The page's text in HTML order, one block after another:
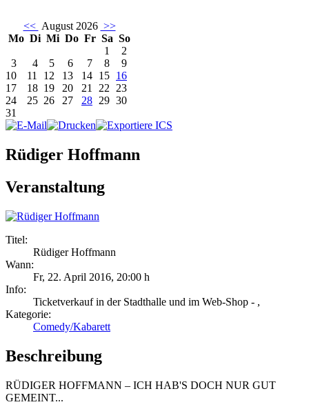
<< August 2026 >>
Mo Di Mi Do Fr Sa So
1
2
3
4 5 6 7 8
9
10
11 12 13 14 15 16
17
18 19 20 21 22 23
24
25 26 27 28 29 30
31
Rüdiger Hoffmann
Veranstaltung
Titel:
Rüdiger Hoffmann
Wann:
Fr, 22. April 2016, 20:00 h
Info:
Ticketverkauf in der Stadthalle und im Web-Shop - ,
Kategorie:
Comedy/Kabarett
Beschreibung
RÜDIGER HOFFMANN – ICH HAB'S DOCH NUR GUT
GEMEINT...